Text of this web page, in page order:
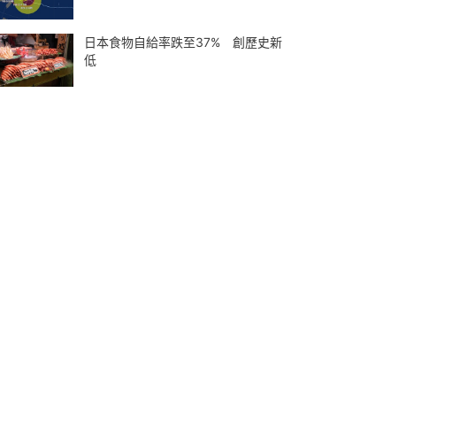
日本食物自給率跌至37% 創歷史新
低